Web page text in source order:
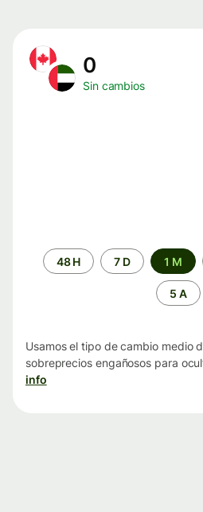
0
Sin cambios
Periodo48 H 7 D 1 M
5 A
Usamos el tipo de cambio medio
sobreprecios engañosos para
info